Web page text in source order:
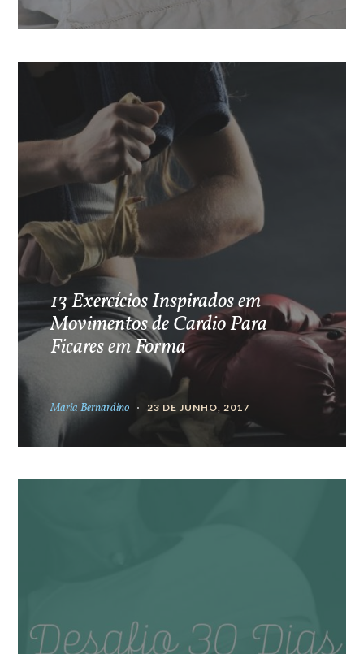
13 Exercícios Inspirados em
Movimentos de Cardio Para
Ficares em Forma
Maria Bernardino 23 DE JUNHO, 2017